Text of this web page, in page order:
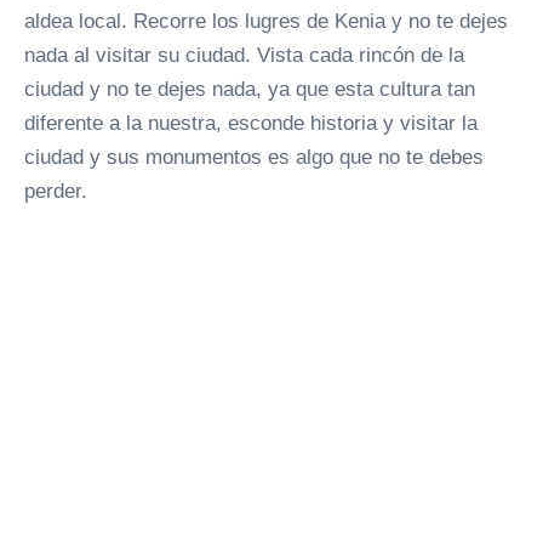
aldea local. Recorre los lugres de Kenia y no te dejes
nada al visitar su ciudad. Vista cada rincón de la
ciudad y no te dejes nada, ya que esta cultura tan
diferente a la nuestra, esconde historia y visitar la
ciudad y sus monumentos es algo que no te debes
perder.